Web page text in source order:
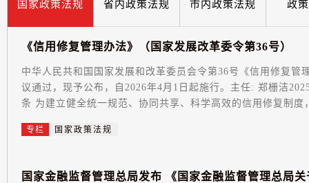
国家政策法规 省内政策法规 市内政策法规 政
《信用 修复管理办法》 （ 国 家发展改革委令第36号）
中华人民共和国国家发展和改革委员会令第36号《信用修复管
议通过，现予公布，自2026年4月1日起施行。主任: 郑栅洁
条 为建立健全统一规范、协同共享、科学高效的信用修复制度
专栏 国家政策法规
国 家金融监督管理总局发布 《 国 家金融监督管理总局关